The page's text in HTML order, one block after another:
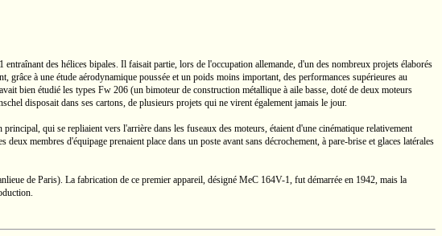
entraînant des hélices bipales. Il faisait partie, lors de l'occupation allemande, d'un des nombreux projets élaborés
grâce à une étude aérodynamique poussée et un poids moins important, des performances supérieures au
avait bien étudié les types Fw 206 (un bimoteur de construction métallique à aile basse, doté de deux moteurs
disposait dans ses cartons, de plusieurs projets qui ne virent également jamais le jour.
principal, qui se repliaient vers l'arrière dans les fuseaux des moteurs, étaient d'une cinématique relativement
membres d'équipage prenaient place dans un poste avant sans décrochement, à pare-brise et glaces latérales
de Paris). La fabrication de ce premier appareil, désigné MeC 164V-1, fut démarrée en 1942, mais la